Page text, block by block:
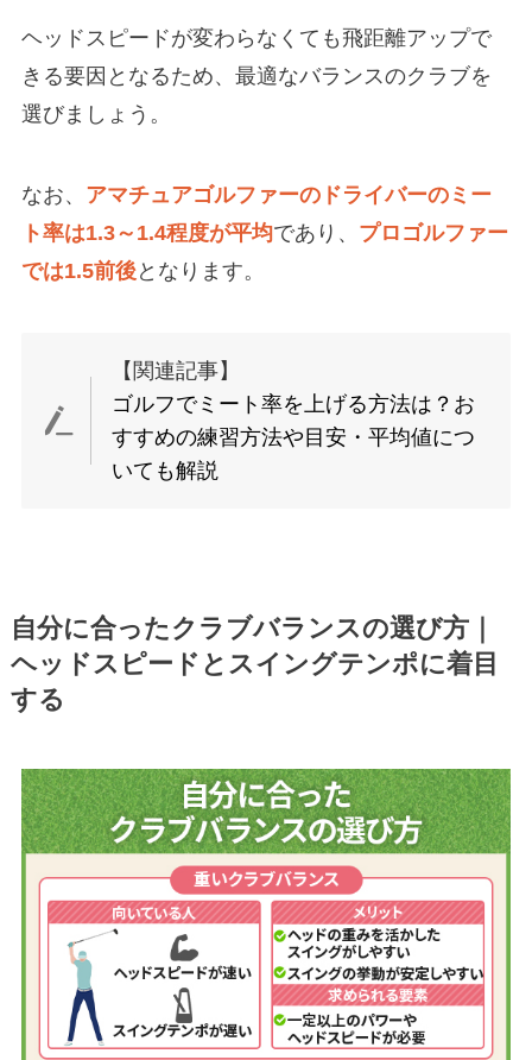
ヘッドスピードが変わらなくても飛距離アップで
きる要因となるため、最適なバランスのクラブを
選びましょう。
なお、 アマチュアゴルファーのドライバーのミー
ト率は1.3～1.4程度が平均であり、 プロゴルファー
では1.5前後となります。
【関連記事】
ゴルフでミート率を上げる方法は？お
すすめの練習方法や目安・平均値につ
いても解説
自分に合ったクラブバランスの選び方｜
ヘッドスピードとスイングテンポに着目
する